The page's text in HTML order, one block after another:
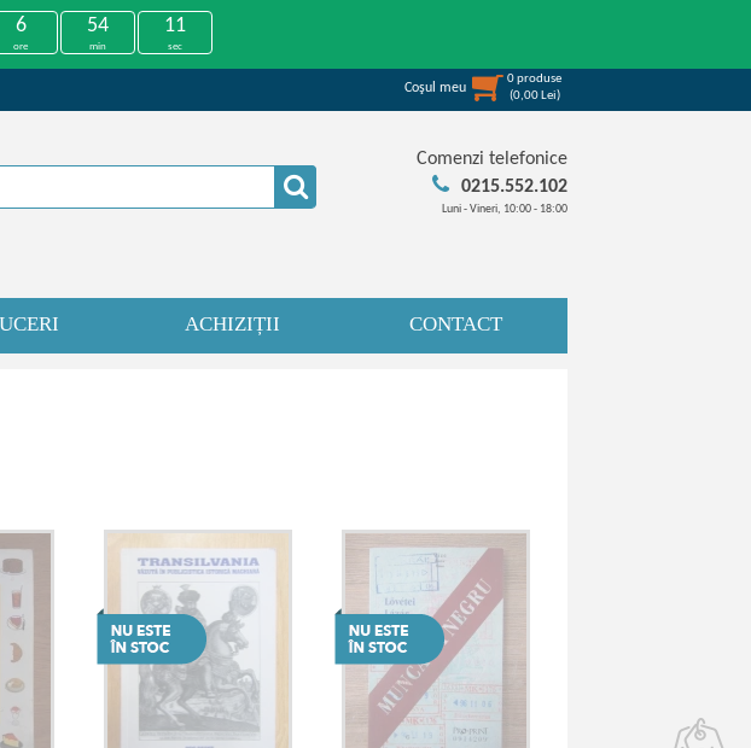
6
ore
54
min
11
sec
Coşul meu
0produse
(0,00 Lei)
Comenzi telefonice
0215.552.102
Luni - Vineri, 10:00 - 18:00
ACHIZIȚII CONTACT